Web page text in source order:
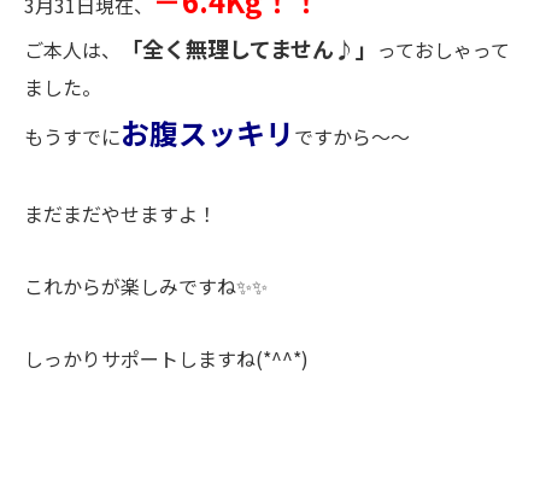
ご本人は、 「全く無理してません♪」 っておしゃって
ました。
もうすでにお腹スッキリ ですから～～
まだまだやせますよ！
これからが楽しみですね✨✨
しっかりサポートしますね(*^^*)